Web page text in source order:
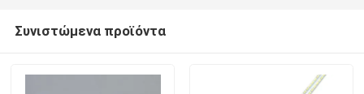
Συνιστώμενα προϊόντα